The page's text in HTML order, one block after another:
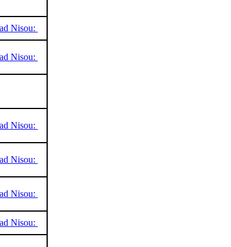
Nisou:
Nisou:
Nisou:
Nisou:
Nisou:
Nisou: